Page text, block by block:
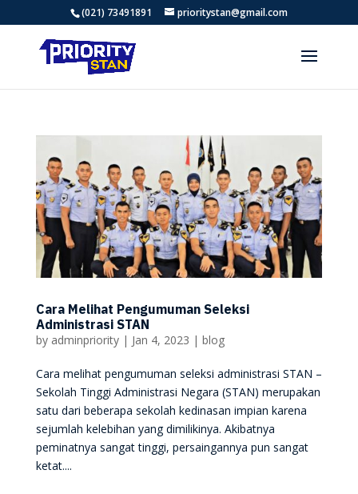
(021) 73491891 prioritystan@gmail.com
Cara Melihat Pengumuman Seleksi
Administrasi STAN
by adminpriority| Jan 4, 2023 | blog
Cara melihat pengumuman seleksi administrasi STAN –
Sekolah Tinggi Administrasi Negara (STAN) merupakan
satu dari beberapa sekolah kedinasan impian karena
sejumlah kelebihan yang dimilikinya. Akibatnya
peminatnya sangat tinggi, persaingannya pun sangat
ketat....